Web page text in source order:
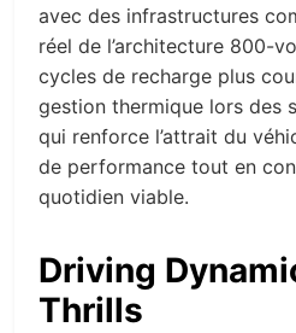
avec des infrastructures
réel de l’architecture 800-
cycles de recharge plus
gestion thermique lors des
qui renforce l’attrait du
de performance tout en
quotidien viable.
Driving
Thrills